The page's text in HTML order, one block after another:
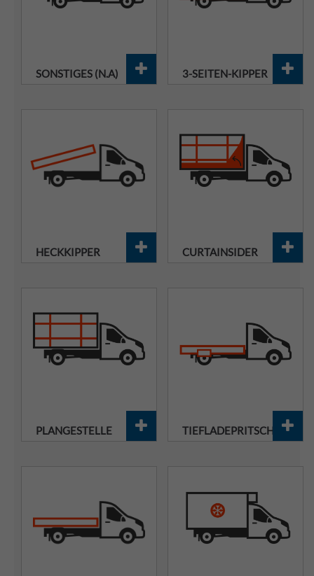
SONSTIGES (N.A) 3-SEITEN-KIPPER
HECKKIPPER CURTAINSIDER
PLANGESTELLE TIEFLADEPRITSCHEN